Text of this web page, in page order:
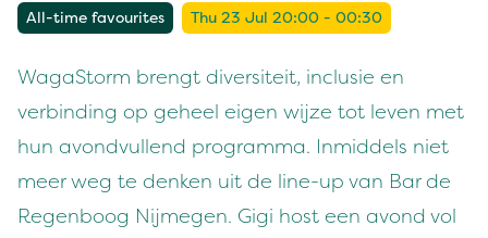
All-time favourites Thu 23 Jul 20:00 - 00:30
WagaStorm brengt diversiteit, inclusie en
verbinding op geheel eigen wijze tot leven met
hun avondvullend programma. Inmiddels niet
meer weg te denken uit de line-up van Bar de
Regenboog Nijmegen. Gigi host een avond vol